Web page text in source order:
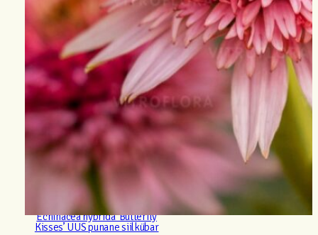
Echinacea hybrida ‘Butterfly
Kisses’ UUS punane siilkübar